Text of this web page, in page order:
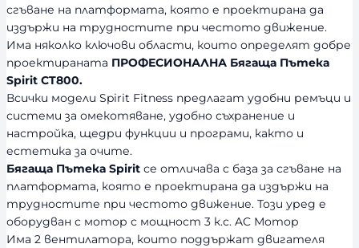
сгъване на платформата, която е проектирана да
издържи на трудностите при честото движение.
Има няколко ключови области, които определят добре
проектираната ПРОФЕСИОНАЛНА Бягаща Пътека
Spirit CT800.
Всички модели Spirit Fitness предлагат удобни ремъци и
системи за омекотяване, удобно съхранение и
настройка, щедри функции и програми, както и
естетика за очите.
Бягаща Пътека Spirit се отличава с база за сгъване на
платформата, която е проектирана да издържи на
трудностите при честото движение. Този уред е
оборудван с мотор с мощност 3 к.с. AC Мотор
Има 2 вентилатора, които поддържат двигателя